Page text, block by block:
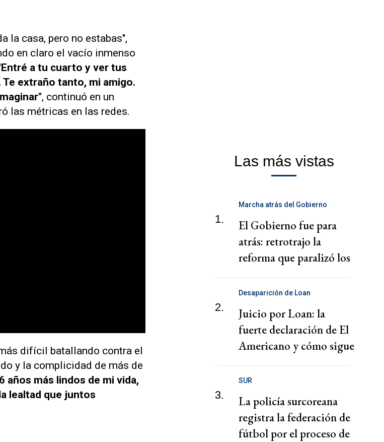
la casa, pero no estabas",
en claro el vacío inmenso
a tu cuarto y ver tus
extraño tanto, mi amigo.
, continuó en un
las métricas en las redes.
difícil batallando contra el
y la complicidad de más de
años más lindos de mi vida,
lealtad que juntos
Las más vistas
1.
Marcha atrás del Gobierno
El Gobierno fue para
atrás: retrotrajo la
reforma que paralizó los
2.
Desaparición de Loan
Juicio por Loan: la
fuerte declaración de El
Americano y cómo sigue
3.
SUR
La policía surcoreana
registra la federación de
fútbol por el proceso de